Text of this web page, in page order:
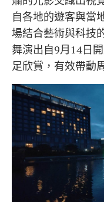
自各地的遊客與當
場結合藝術與科技
舞演出自9月14日
足欣賞，有效帶動